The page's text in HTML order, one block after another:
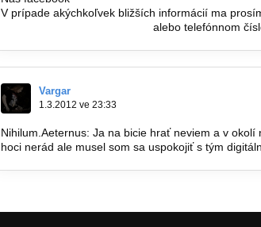
V prípade akýchkoľvek bližších informácií ma
alebo telefónnom
Vargar
1.3.2012 ve 23:33
Nihilum.Aeternus: Ja na bicie hrať neviem a v
hoci nerád ale musel som sa uspokojiť s tým